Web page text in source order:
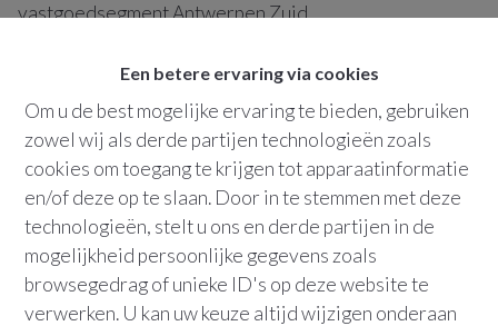
Een betere ervaring via cookies
Om u de best mogelijke ervaring te bieden, gebruiken
zowel wij als derde partijen technologieën zoals
cookies om toegang te krijgen tot apparaatinformatie
en/of deze op te slaan. Door in te stemmen met deze
technologieën, stelt u ons en derde partijen in de
mogelijkheid persoonlijke gegevens zoals
browsegedrag of unieke ID's op deze website te
verwerken. U kan uw keuze altijd wijzigen onderaan
vastgoedsegment Antwerpen Zuid.
Onze professionals luisteren scherp naar uw wensen.
Ieder pand krijgt onze onverdeelde aandacht, groot of
klein, oud of nieuw.
Lokale marktexpertise en een redactionele aanpak met
fotografie van tijdschriftkwaliteit zorgen ervoor dat
uw woning in het best mogelijke daglicht wordt
gepresenteerd.